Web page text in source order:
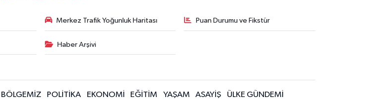
Merkez Trafik Yoğunluk Haritası Puan Durumu ve Fikstür
Haber Arşivi
BÖLGEMİZ POLİTİKA EKONOMİ EĞİTİM YAŞAM ASAYİŞ ÜLKE GÜNDEMİ